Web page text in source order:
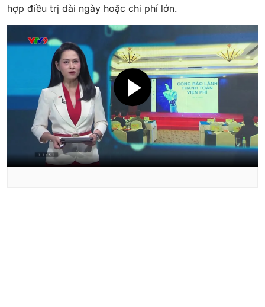
hợp điều trị dài ngày hoặc chi phí lớn.